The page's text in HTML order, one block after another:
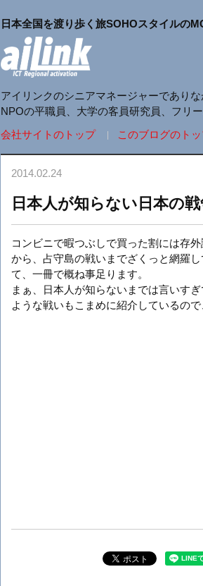
日本全国を渡り歩く旅SOHOスタイルの
アイリンクのシニアマネージャーであり
NPOの平職員、大学の客員研究員、フリ
会社サイトのトップ
このブログのト
2014.02.24
日本人が知らない日本の戦
コンビニで暇つぶしで買った割には存
から、占守島の戦いまでざくっと網羅
て、一冊で概ね事足ります。
まぁ、日本人が知らないまでは言いす
ような戦いもこまめに紹介しているの